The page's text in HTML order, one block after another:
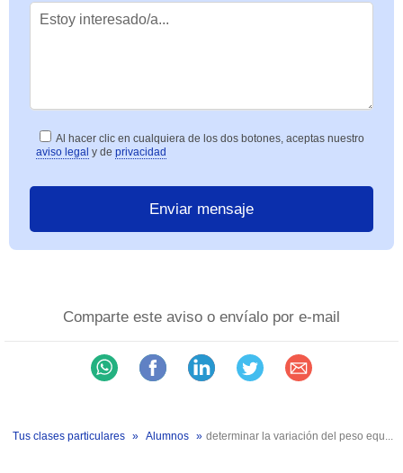
Al hacer clic en cualquiera de los dos botones, aceptas nuestro
aviso legal y de privacidad
Comparte este aviso o envíalo por e-mail
Tus clases particulares Alumnos determinar la variación del peso equ...